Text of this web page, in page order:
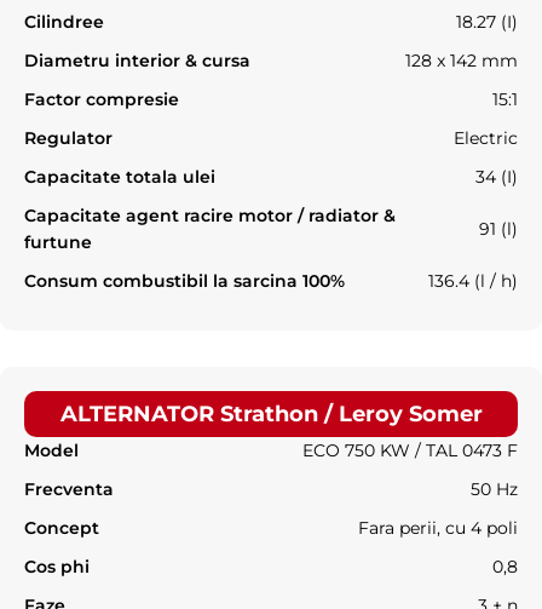
Cilindree
18.27 (I)
Diametru interior & cursa
128 x 142 mm
Factor compresie
15:1
Regulator
Electric
Capacitate totala ulei
34 (I)
Capacitate agent racire motor / radiator &
furtune
91 (l)
Consum combustibil la sarcina 100% 136.4 (l / h)
ALTERNATOR Strathon / Leroy Somer
Model
ECO 750 KW / TAL 0473 F
Frecventa
50 Hz
Concept
Fara perii, cu 4 poli
Cos phi
0,8